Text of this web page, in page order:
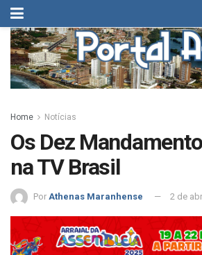
Home Notícias
Os Dez
na TV Brasil
Por Athenas Maranhense 2 de